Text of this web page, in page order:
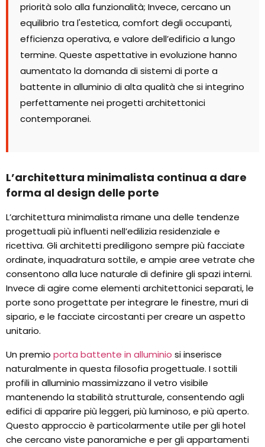
priorità solo alla funzionalità; Invece, cercano un
equilibrio tra l'estetica, comfort degli occupanti,
efficienza operativa, e valore dell’edificio a lungo
termine. Queste aspettative in evoluzione hanno
aumentato la domanda di sistemi di porte a
battente in alluminio di alta qualità che si integrino
perfettamente nei progetti architettonici
contemporanei.
L’architettura minimalista continua a dare
forma al design delle porte
L’architettura minimalista rimane una delle tendenze
progettuali più influenti nell’edilizia residenziale e
ricettiva. Gli architetti prediligono sempre più facciate
ordinate, inquadratura sottile, e ampie aree vetrate che
consentono alla luce naturale di definire gli spazi interni.
Invece di agire come elementi architettonici separati, le
porte sono progettate per integrare le finestre, muri di
sipario, e le facciate circostanti per creare un aspetto
unitario.
Un premio porta battente in alluminio si inserisce
naturalmente in questa filosofia progettuale. I sottili
profili in alluminio massimizzano il vetro visibile
mantenendo la stabilità strutturale, consentendo agli
edifici di apparire più leggeri, più luminoso, e più aperto.
Questo approccio è particolarmente utile per gli hotel
che cercano viste panoramiche e per gli appartamenti